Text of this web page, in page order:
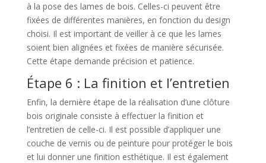
à la pose des lames de bois. Celles-ci peuvent être
fixées de différentes manières, en fonction du design
choisi. Il est important de veiller à ce que les lames
soient bien alignées et fixées de manière sécurisée.
Cette étape demande précision et patience.
Étape 6 : La finition et l’entretien
Enfin, la dernière étape de la réalisation d’une clôture
bois originale consiste à effectuer la finition et
l’entretien de celle-ci. Il est possible d’appliquer une
couche de vernis ou de peinture pour protéger le bois
et lui donner une finition esthétique. Il est également